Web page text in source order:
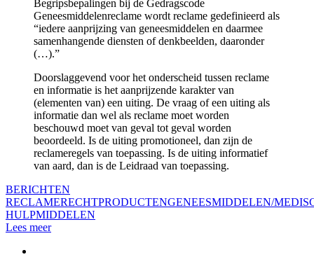
Begripsbepalingen bij de Gedragscode
Geneesmiddelenreclame wordt reclame gedefinieerd als
“iedere aanprijzing van geneesmiddelen en daarmee
samenhangende diensten of denkbeelden, daaronder
(…).”
Doorslaggevend voor het onderscheid tussen reclame
en informatie is het aanprijzende karakter van
(elementen van) een uiting. De vraag of een uiting als
informatie dan wel als reclame moet worden
beschouwd moet van geval tot geval worden
beoordeeld. Is de uiting promotioneel, dan zijn de
reclameregels van toepassing. Is de uiting informatief
van aard, dan is de Leidraad van toepassing.
BERICHTEN
RECLAMERECHTPRODUCTENGENEESMIDDELEN/
HULPMIDDELEN
Lees meer